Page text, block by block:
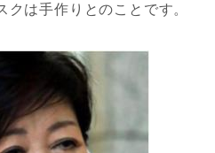
は手作りとのことです。